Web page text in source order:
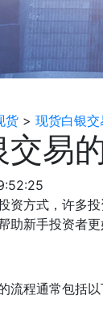
货 > 现货白银交
易
资方式，许多
助新手投资者更
流程通常包括以